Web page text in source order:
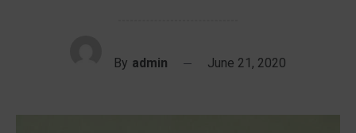
By admin June 21, 2020